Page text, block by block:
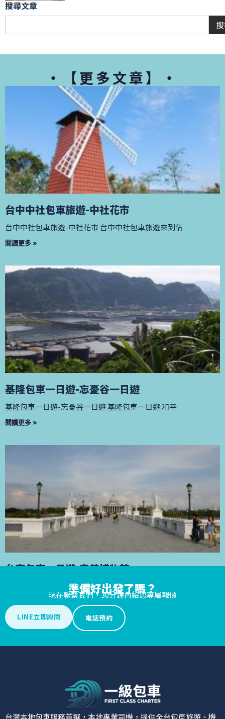
搜尋文章
・【更多文章】・
台中中社包車旅遊-中社花市
台中中社包車旅遊-中社花市 台中中社包車旅遊來到佔
閱讀更多 »
基隆包車一日遊-忘憂谷一日遊
基隆包車一日遊-忘憂谷一日遊 基隆包車一日遊:和平
閱讀更多 »
台南包車一日遊-奇美博物館
台南包車一日遊-奇美博物館 台南包車旅遊到奇美博物
準備好出發了嗎？
現在聯繫我們，30分鐘內給您專屬報價
LINE立即詢問 電話預約
台灣本地包車服務首選，本地專業司機，提供全台包車旅遊、機